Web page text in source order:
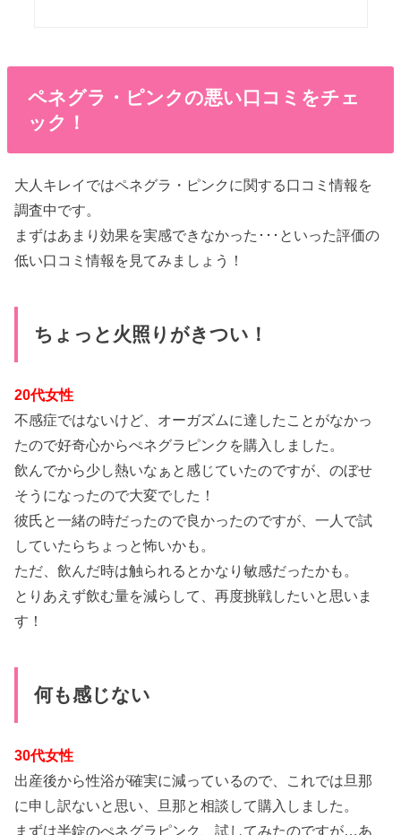
ペネグラ・ピンクの悪い口コミをチェ
ック！
大人キレイではペネグラ・ピンクに関する口コミ情報を
調査中です。
まずはあまり効果を実感できなかった･･･といった評価の
低い口コミ情報を見てみましょう！
ちょっと火照りがきつい！
20代女性
不感症ではないけど、オーガズムに達したことがなかっ
たので好奇心からぺネグラピンクを購入しました。
飲んでから少し熱いなぁと感じていたのですが、のぼせ
そうになったので大変でした！
彼氏と一緒の時だったので良かったのですが、一人で試
していたらちょっと怖いかも。
ただ、飲んだ時は触られるとかなり敏感だったかも。
とりあえず飲む量を減らして、再度挑戦したいと思いま
す！
何も感じない
30代女性
出産後から性浴が確実に減っているので、これでは旦那
に申し訳ないと思い、旦那と相談して購入しました。
まずは半錠のぺネグラピンク、試してみたのですが…あ